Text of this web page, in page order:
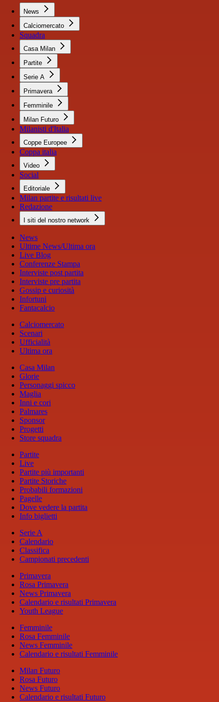
News
Calciomercato
Squadra
Casa Milan
Partite
Serie A
Primavera
Femminile
Milan Futuro
Milanisti d'Italia
Coppe Europee
Coppa italia
Video
Social
Editoriale
Milan partite e risultati live
Redazione
I siti del nostro network
News
Ultime News/Ultima ora
Live Blog
Conferenze Stampa
Interviste post partita
Interviste pre partita
Gossip e curiosità
Infortuni
Fantacalcio
Calciomercato
Scenari
Ufficialità
Ultima ora
Casa Milan
Glorie
Personaggi spicco
Maglia
Inni e cori
Palmares
Sponsor
Progetti
Store squadra
Partite
Live
Partite più importanti
Partite Storiche
Probabili formazioni
Pagelle
Dove vedere la partita
Info biglietti
Serie A
Calendario
Classifica
Campionati precedenti
Primavera
Rosa Primavera
News Primavera
Calendario e risultati Primavera
Youth League
Femminile
Rosa Femminile
News Femminile
Calendario e risultati Femminile
Milan Futuro
Rosa Futuro
News Futuro
Calendario e risultati Futuro